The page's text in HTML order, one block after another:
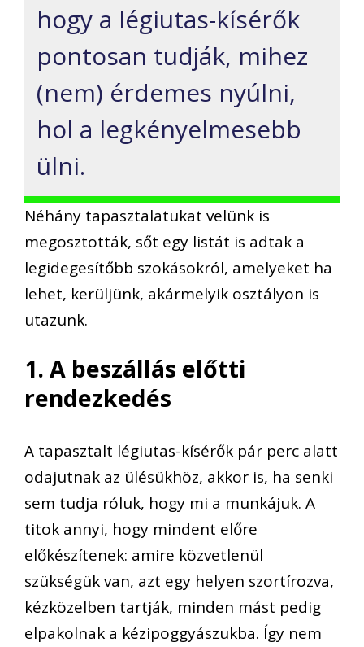
hogy a légiutas-kísérők
pontosan tudják, mihez
(nem) érdemes nyúlni,
hol a legkényelmesebb
ülni.
Néhány tapasztalatukat velünk is
megosztották, sőt egy listát is adtak a
legidegesítőbb szokásokról, amelyeket ha
lehet, kerüljünk, akármelyik osztályon is
utazunk.
1. A beszállás előtti
rendezkedés
A tapasztalt légiutas-kísérők pár perc alatt
odajutnak az ülésükhöz, akkor is, ha senki
sem tudja róluk, hogy mi a munkájuk. A
titok annyi, hogy mindent előre
előkészítenek: amire közvetlenül
szükségük van, azt egy helyen szortírozva,
kézközelben tartják, minden mást pedig
elpakolnak a kézipoggyászukba. Így nem